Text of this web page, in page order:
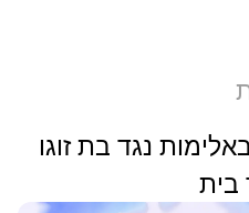
נגד בת זוגו
בית